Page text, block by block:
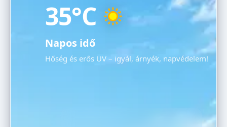
35°C
Napos idő
Hőség és erős UV – igyál, árnyék, napvédelem!